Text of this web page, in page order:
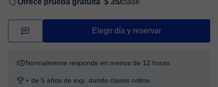
Ofrece prueba gratuita $ 35/clase
Elegir día y reservar
Normalmente responde en menos de 12 horas
+ de 5 años de exp. dando clases online